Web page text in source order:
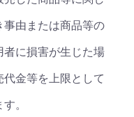
事由または商品等の
者に損害が生じた場
金等を上限として
。